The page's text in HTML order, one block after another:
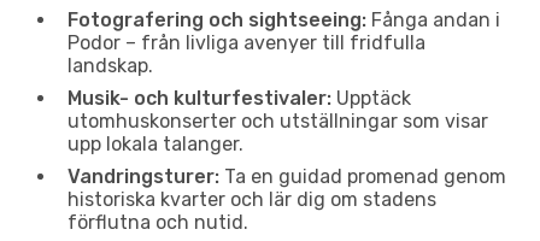
Fotografering och sightseeing: Fånga andan i
Podor – från livliga avenyer till fridfulla
landskap.
Musik- och kulturfestivaler: Upptäck
utomhuskonserter och utställningar som visar
upp lokala talanger.
Vandringsturer: Ta en guidad promenad genom
historiska kvarter och lär dig om stadens
förflutna och nutid.